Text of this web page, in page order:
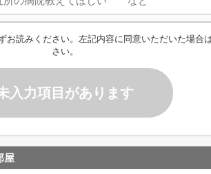
お読みください。左記内容に同意いただいた場合
さい。
入力項目があります
屋